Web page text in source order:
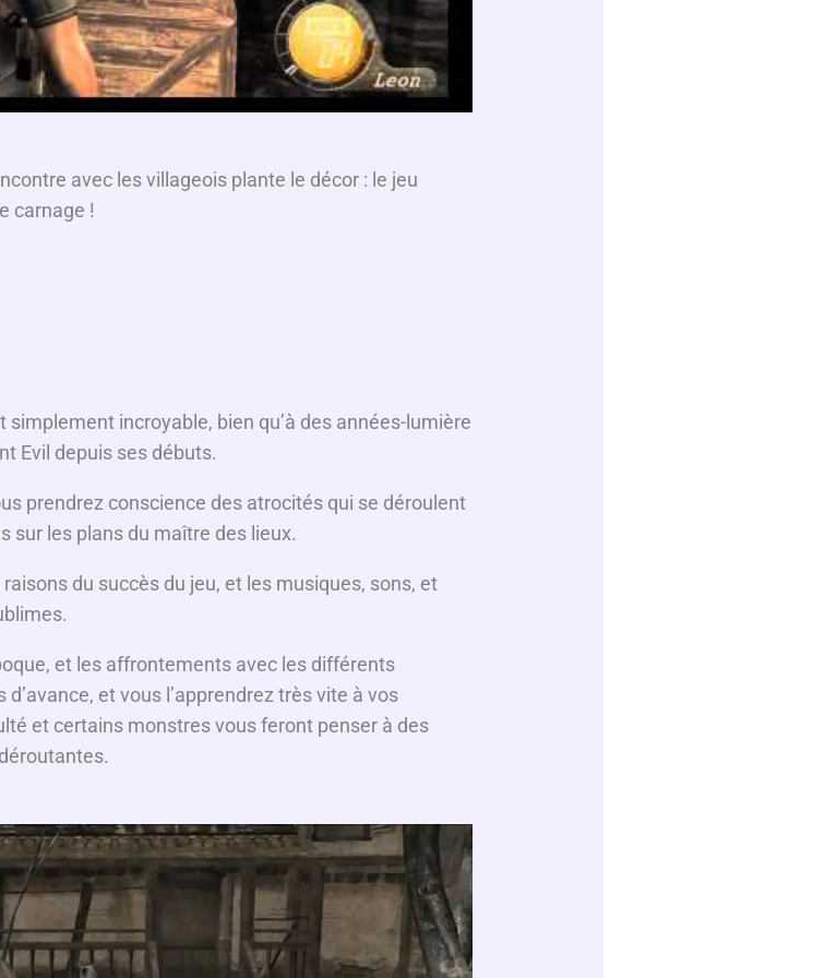
avec les villageois plante le décor : le jeu
carnage !
simplement incroyable, bien qu’à des années-lumière
Evil depuis ses débuts.
prendrez conscience des atrocités qui se déroulent
sur les plans du maître des lieux.
du succès du jeu, et les musiques, sons, et
et les affrontements avec les différents
et vous l’apprendrez très vite à vos
et certains monstres vous feront penser à des